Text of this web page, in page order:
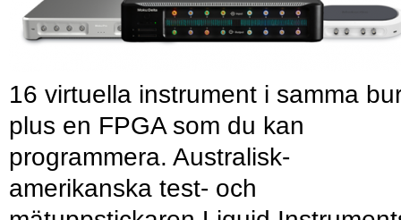
16 virtuella instrument i samma
plus en FPGA som du kan
programmera. Australisk-
amerikanska test- och